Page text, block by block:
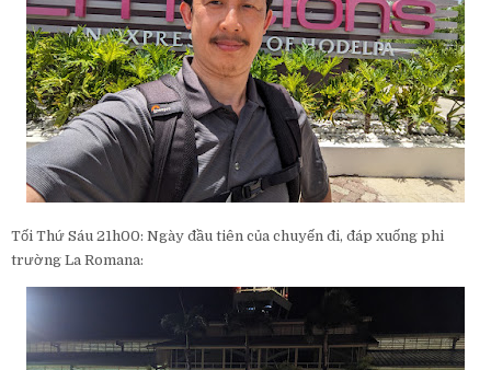
Tối Thứ Sáu 21h00: Ngày đầu tiên của chuyến đi, đáp xuống phi
trường La Romana: